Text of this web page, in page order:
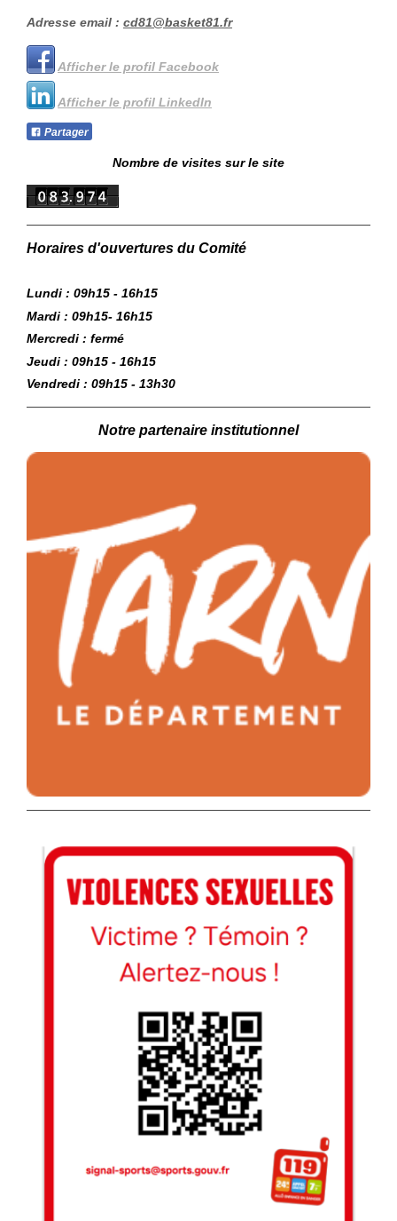
Adresse email : cd81@basket81.fr
Afficher le profil Facebook
Afficher le profil LinkedIn
Partager
Nombre de visites sur le site
Horaires d'ouvertures du Comité
Lundi : 09h15 - 16h15
Mardi : 09h15- 16h15
Mercredi : fermé
Jeudi : 09h15 - 16h15
Vendredi : 09h15 - 13h30
Notre partenaire institutionnel